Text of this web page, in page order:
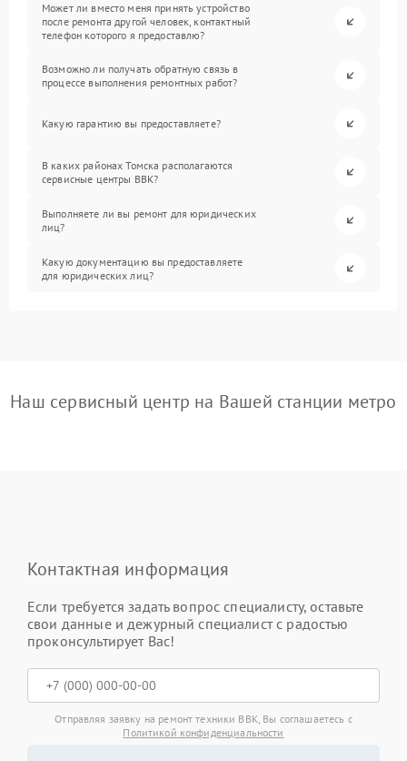
Может ли вместо меня принять устройство
после ремонта другой человек, контактный
телефон которого я предоставлю?
Возможно ли получать обратную связь в
процессе выполнения ремонтных работ?
Какую гарантию вы предоставляете?
В каких районах Томска располагаются
сервисные центры BBK?
Выполняете ли вы ремонт для юридических
лиц?
Какую документацию вы предоставляете
для юридических лиц?
Наш сервисный центр на Вашей станции метро
Контактная информация
Если требуется задать вопрос специалисту, оставьте
свои данные и дежурный специалист с радостью
проконсультирует Вас!
Отправляя заявку на ремонт техники BBK, Вы соглашаетесь с
Политикой конфиденциальности